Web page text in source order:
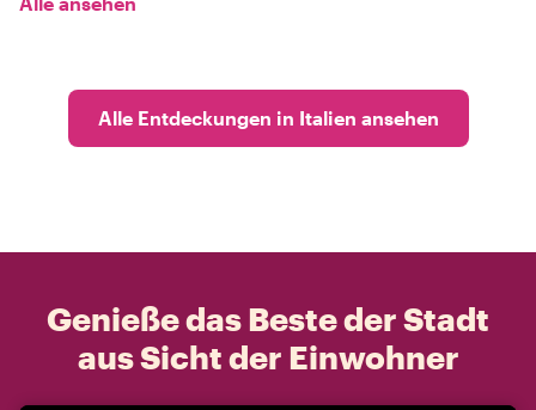
Alle Entdeckungen in Italien ansehen
Genieße das Beste der Stadt
aus Sicht der Einwohner